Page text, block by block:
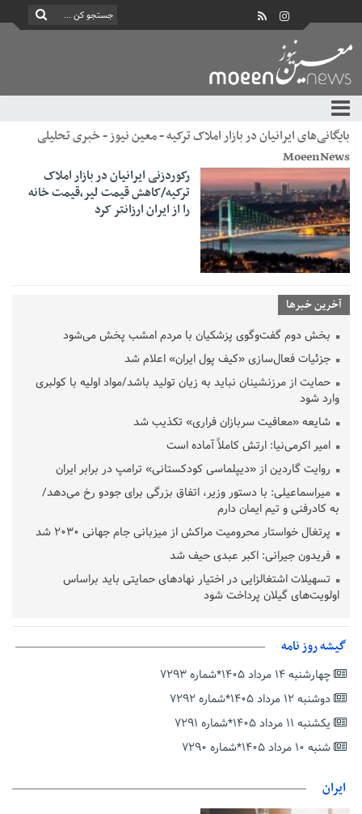
بایگانی‌های ایرانیان در بازار املاک ترکیه - معین نیوز - خبری تحلیلی
MoeenNews
رکوردزنی ایرانیان در بازار املاک
ترکیه/کاهش قیمت لیر،قیمت خانه
را از ایران ارزانتر کرد
آخرین خبرها
بخش دوم گفت‌وگوی پزشکیان با مردم امشب پخش می‌شود
جزئیات فعال‌سازی «کیف پول ایران» اعلام شد
حمایت از مرزنشینان نباید به زیان تولید باشد/مواد اولیه با کولبری
وارد شود
شایعه «معافیت سربازان فراری» تکذیب شد
امیر اکرمی‌نیا: ارتش کاملاً آماده است
روایت گاردین از «دیپلماسی کودکستانی» ترامپ در برابر ایران
میراسماعیلی: با دستور وزیر، اتفاق بزرگی برای جودو رخ می‌دهد/
به کادرفنی و تیم ایمان دارم
پرتغال خواستار محرومیت مراکش از میزبانی جام جهانی ۲۰۳۰ شد
فریدون جیرانی: اکبر عبدی حیف شد
تسهیلات اشتغالزایی در اختیار نهادهای حمایتی باید براساس
اولویت‌های گیلان پرداخت شود
دفتر رهبر انقلاب: مطالب خارج از مراجع رسمی فاقد سندیت است
بقائی: فضای مذاکرات فنی و سیاسی ایران و عمان درباره تنگه هرمز،
مثبت است
رئیس سازمان جهاد کشاورزی استان: کشاورزان گیلان نسبت به
دریافت یارانه کود اقدام کنند
گیشه روز نامه
چهارشنبه ۱۴ مرداد ۱۴۰۵*شماره ۷۲۹۳
دوشنبه ۱۲ مرداد ۱۴۰۵*شماره ۷۲۹۲
یکشنبه ۱۱ مرداد ۱۴۰۵*شماره ۷۲۹۱
شنبه ۱۰ مرداد ۱۴۰۵*شماره ۷۲۹۰
ایران